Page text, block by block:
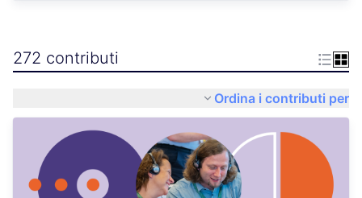
272 contributi
Ordina i contributi per